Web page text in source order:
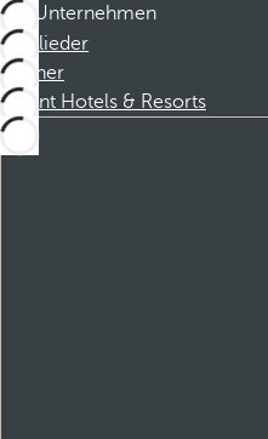
Unternehmen
Mitglieder
Partner
Dorint Hotels & Resorts